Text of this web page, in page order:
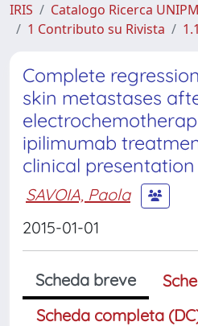
IRIS
Catalogo Ricerca
1 Contributo su Rivista
Complete
skin metastases
ipilimumab
clinical presentation
SAVOIA, Paola
2015-01-01
Scheda breve
Scheda completa